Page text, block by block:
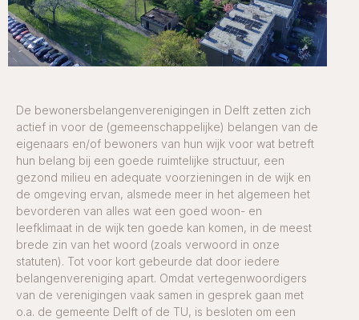
De bewonersbelangenverenigingen in Delft zetten zich
actief in voor de (gemeenschappelijke) belangen van de
eigenaars en/of bewoners van hun wijk voor wat betreft
hun belang bij een goede ruimtelijke structuur, een
gezond milieu en adequate voorzieningen in de wijk en
de omgeving ervan, alsmede meer in het algemeen het
bevorderen van alles wat een goed woon- en
leefklimaat in de wijk ten goede kan komen, in de meest
brede zin van het woord (zoals verwoord in onze
statuten). Tot voor kort gebeurde dat door iedere
belangenvereniging apart. Omdat vertegenwoordigers
van de verenigingen vaak samen in gesprek gaan met
o.a. de gemeente Delft of de TU, is besloten om een